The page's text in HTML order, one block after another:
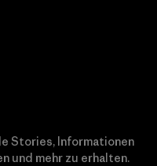
Stories, Informationen
und mehr zu erhalten.